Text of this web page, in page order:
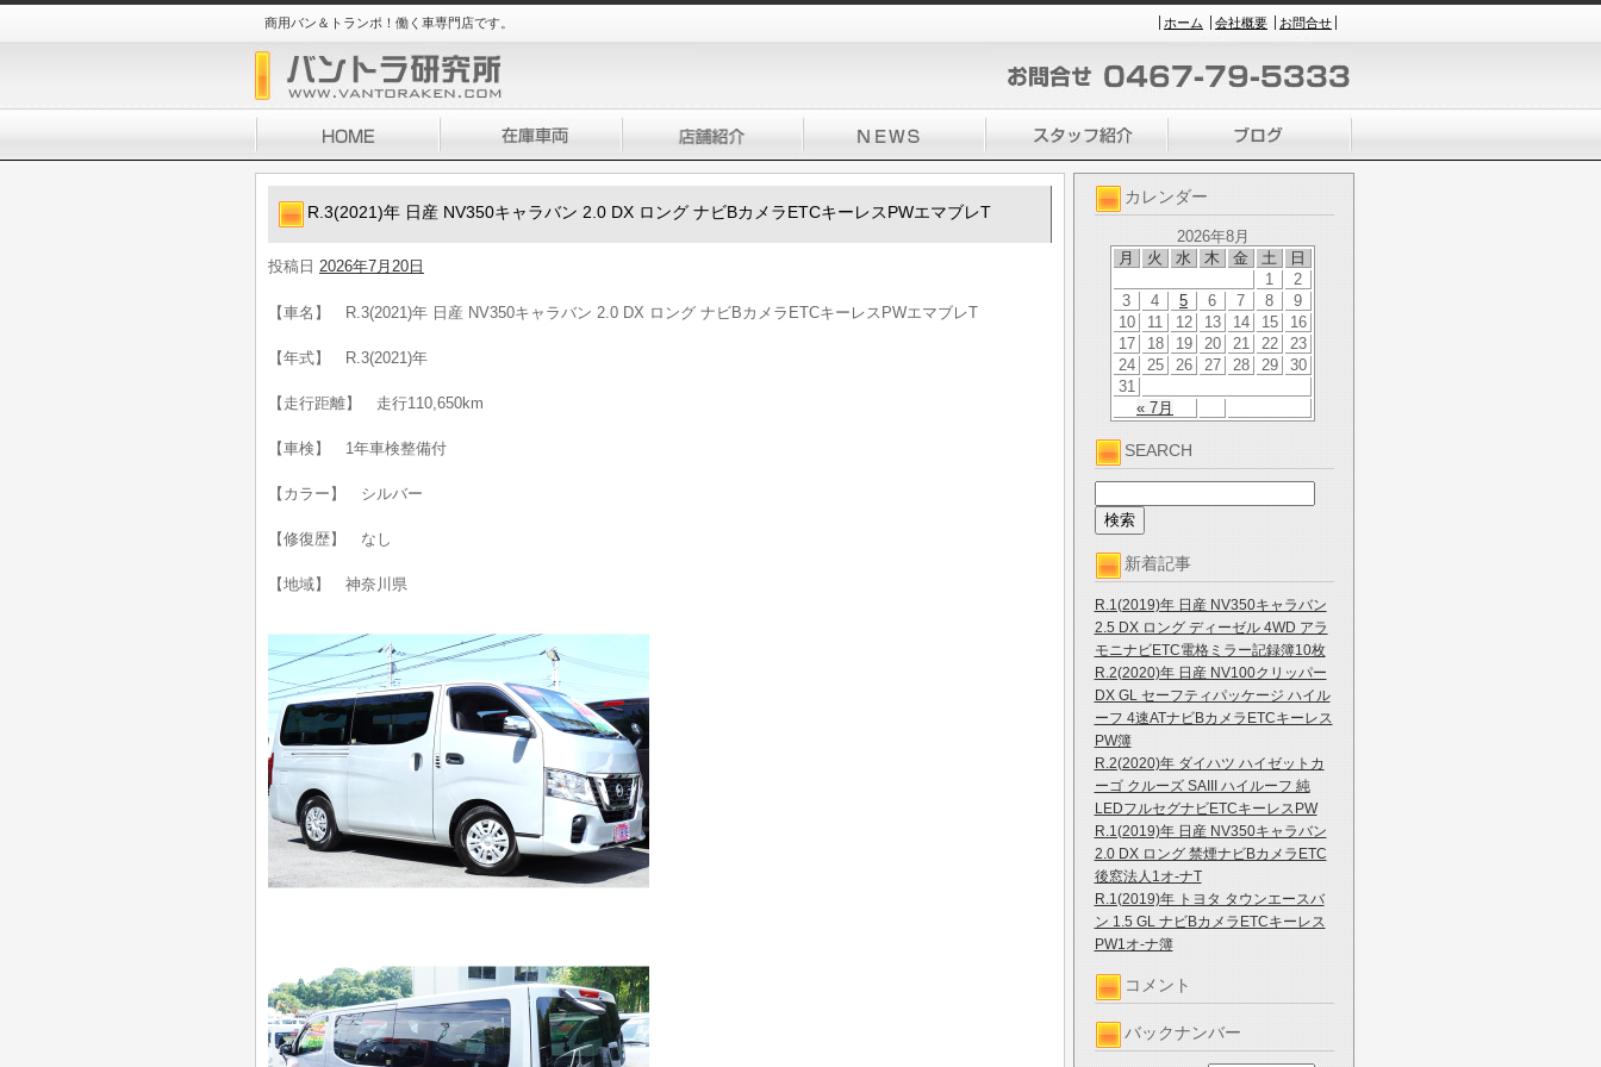
商用バン＆トランポ！働く車専門店です。 ホーム 会社概要 お問合せ
カレンダー
2026年8月
月
火 水 木 金 土 日
« 7月
1
2
3
4 5 6 7 8
9
10
11 12 13 14 15
16
17
18 19 20 21 22
23
24
25 26 27 28 29
30
31
SEARCH
新着記事
R.1(2019)年 日産 NV350キャラバン
2.5 DX ロング ディーゼル 4WD アラ
モニナビETC電格ミラー記録簿10枚
R.2(2020)年 日産 NV100クリッパー
DX GL セーフティパッケージ ハイル
ーフ 4速ATナビBカメラETCキーレス
PW簿
R.2(2020)年 ダイハツ ハイゼットカ
ーゴ クルーズ SAIII ハイルーフ 純
LEDフルセグナビETCキーレスPW
R.1(2019)年 日産 NV350キャラバン
2.0 DX ロング 禁煙ナビBカメラETC
後窓法人1オ-ナT
R.1(2019)年 トヨタ タウンエースバ
ン 1.5 GL ナビBカメラETCキーレス
PW1オ-ナ簿
コメント
バックナンバー
R.3(2021)年 日産 NV350キャラバン 2.0 DX ロング ナビBカメラETCキーレスPWエマブレT
投稿日 2026年7月20日
【車名】 R.3(2021)年 日産 NV350キャラバン 2.0 DX ロング ナビBカメラETCキーレスPWエマブレT
【年式】 R.3(2021)年
【走行距離】 走行110,650km
【車検】 1年車検整備付
【カラー】 シルバー
【修復歴】 なし
【地域】 神奈川県